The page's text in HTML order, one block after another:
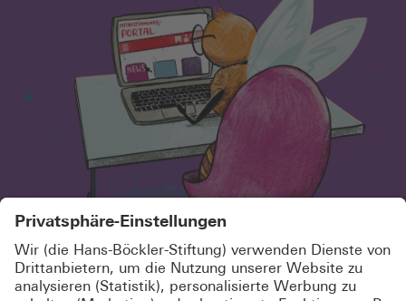
SCHÖN, DASS DU HIER BIST!